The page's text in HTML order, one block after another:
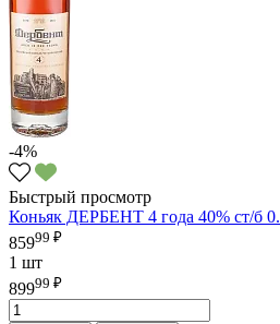
-4%
Быстрый просмотр
Коньяк ДЕРБЕНТ 4 года 40% ст/б
85999 ₽
1 шт
89999 ₽